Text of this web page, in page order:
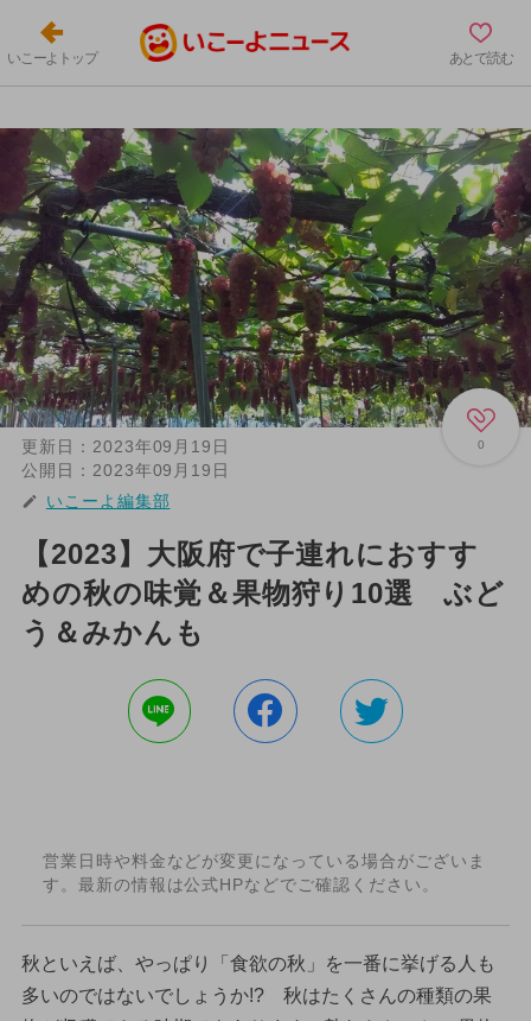
いこーよトップ あとで読む
0
更新日： 2023年09月19日
公開日： 2023年09月19日
いこーよ編集部
【2023】大阪府で子連れにおすす
めの秋の味覚＆果物狩り10選 ぶど
う＆みかんも
営業日時や料金などが変更になっている場合がございま
す。最新の情報は公式HPなどでご確認ください。
秋といえば、やっぱり「食欲の秋」を一番に挙げる人も
多いのではないでしょうか!? 秋はたくさんの種類の果